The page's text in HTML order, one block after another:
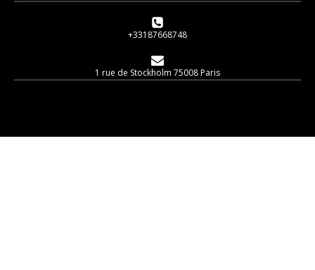
+33187668748
1 rue de Stockholm 75008 Paris